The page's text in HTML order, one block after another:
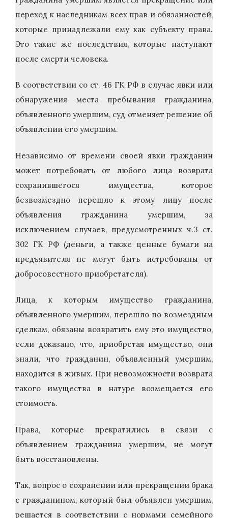
переход к наследникам всех прав и обязанностей,
которые принадлежали ему как субъекту права.
Это такие же последствия, которые наступают
после смерти человека.
В соответствии со ст. 46 ГК РФ в случае явки или
обнаружения места пребывания гражданина,
объявленного умершим, суд отменяет решение об
объявлении его умершим.
Независимо от времени своей явки гражданин
может потребовать от любого лица возврата
сохранившегося имущества, которое
безвозмездно перешло к этому лицу после
объявления гражданина умершим, за
исключением случаев, предусмотренных ч.3 ст.
302 ГК РФ (деньги, а также ценные бумаги на
предъявителя не могут быть истребованы от
добросовестного приобретателя).
Лица, к которым имущество гражданина,
объявленного умершим, перешло по возмездным
сделкам, обязаны возвратить ему это имущество,
если доказано, что, приобретая имущество, они
знали, что гражданин, объявленный умершим,
находится в живых. При невозможности возврата
такого имущества в натуре возмещается его
стоимость.
Права, которые прекратились в связи с
объявлением гражданина умершим, не могут
быть восстановлены.
Так, вопрос о сохранении или прекращении брака
с гражданином, который был объявлен умершим,
решается в соответствии с нормами семейного